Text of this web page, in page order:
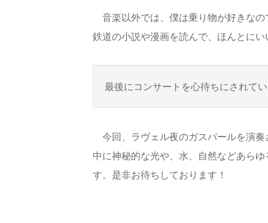
音楽以外では、僕は乗り物が好きな
鉄道の小説や漫画を読んで、ほんとに
最後にコンサートを心待ちにされて
今回、ラヴェル夜のガスパールを演
中に神秘的な光や、水、自然などあら
す。是非お待ちしております！